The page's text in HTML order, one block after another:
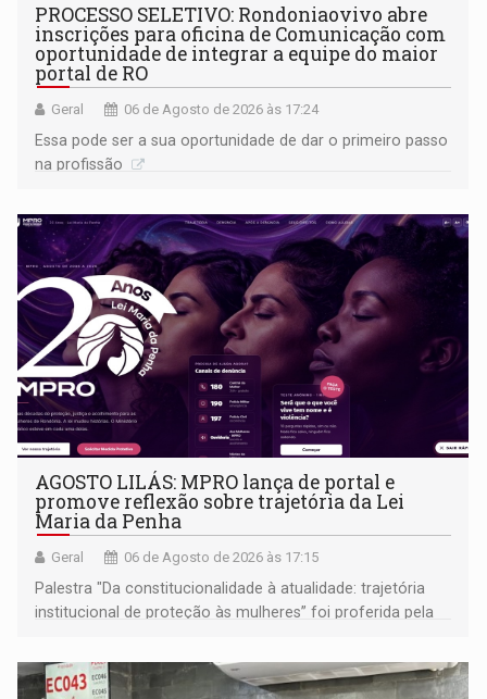
PROCESSO SELETIVO: Rondoniaovivo abre
inscrições para oficina de Comunicação com
oportunidade de integrar a equipe do maior
portal de RO
Geral 06 de Agosto de 2026 às 17:24
Essa pode ser a sua oportunidade de dar o primeiro passo
na profissão
AGOSTO LILÁS: MPRO lança de portal e
promove reflexão sobre trajetória da Lei
Maria da Penha
Geral 06 de Agosto de 2026 às 17:15
Palestra "Da constitucionalidade à atualidade: trajetória
institucional de proteção às mulheres” foi proferida pela
Goiás